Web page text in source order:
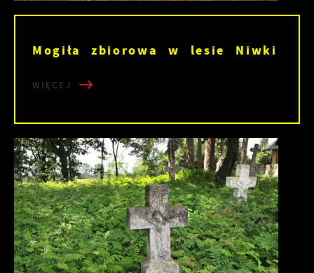
Mogiła zbiorowa w lesie Niwki
WIĘCEJ